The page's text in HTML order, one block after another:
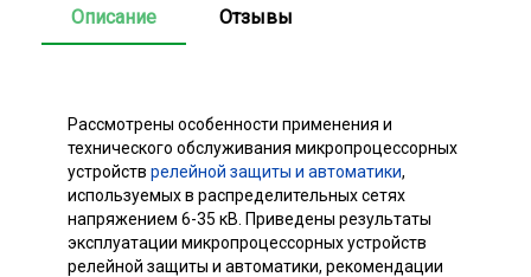
Описание Отзывы
Рассмотрены особенности применения и
технического обслуживания микропроцессорных
устройств релейной защиты и автоматики,
используемых в распределительных сетях
напряжением 6-35 кВ. Приведены результаты
эксплуатации микропроцессорных устройств
релейной защиты и автоматики, рекомендации